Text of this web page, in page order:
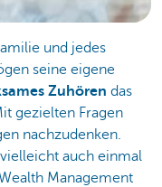
und jedes
seine eigene
Zuhören das
gezielten Fragen
nachzudenken.
auch einmal
Management